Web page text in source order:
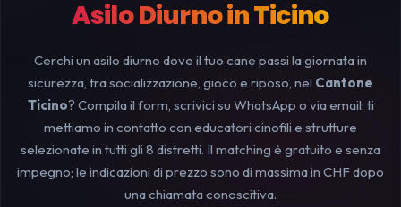
Asilo Diurno in Ticino
Cerchi un asilo diurno dove il tuo cane passi la giornata in
sicurezza, tra socializzazione, gioco e riposo, nel Cantone
Ticino? Compila il form, scrivici su WhatsApp o via email: ti
mettiamo in contatto con educatori cinofili e strutture
selezionate in tutti gli 8 distretti. Il matching è gratuito e senza
impegno; le indicazioni di prezzo sono di massima in CHF dopo
una chiamata conoscitiva.